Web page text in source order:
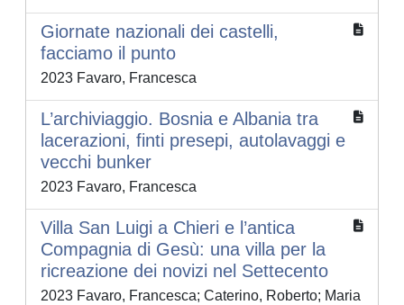
Giornate nazionali dei castelli,
facciamo il punto
2023 Favaro, Francesca
L’archiviaggio. Bosnia e Albania tra
lacerazioni, finti presepi, autolavaggi e
vecchi bunker
2023 Favaro, Francesca
Villa San Luigi a Chieri e l’antica
Compagnia di Gesù: una villa per la
ricreazione dei novizi nel Settecento
2023 Favaro, Francesca; Caterino, Roberto; Maria